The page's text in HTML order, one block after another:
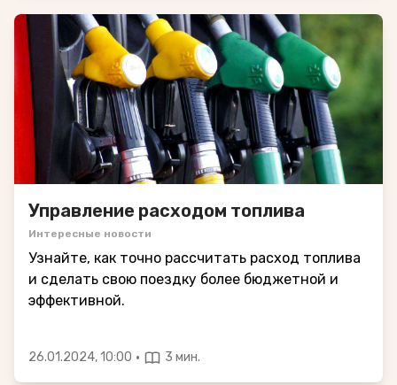
Управление расходом топлива
Интересные новости
Узнайте, как точно рассчитать расход топлива
и сделать свою поездку более бюджетной и
эффективной.
26.01.2024, 10:00 · 3 мин.